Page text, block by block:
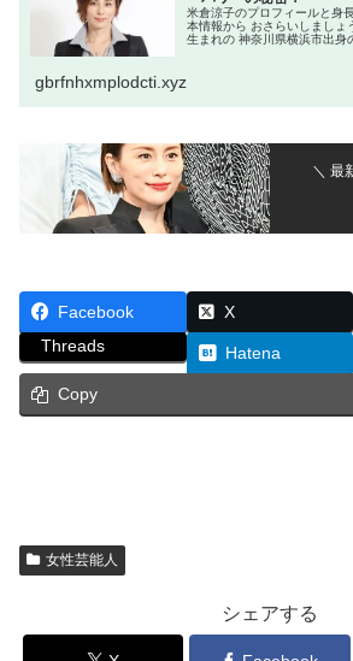
米倉涼子のプロフィールと身
本情報から おさらいしまし
生まれの 神奈川県横浜市出身
gbrfnhxmplodcti.xyz
＼ 最
Facebook X
Threads
Hatena
Copy
女性芸能人
シェアする